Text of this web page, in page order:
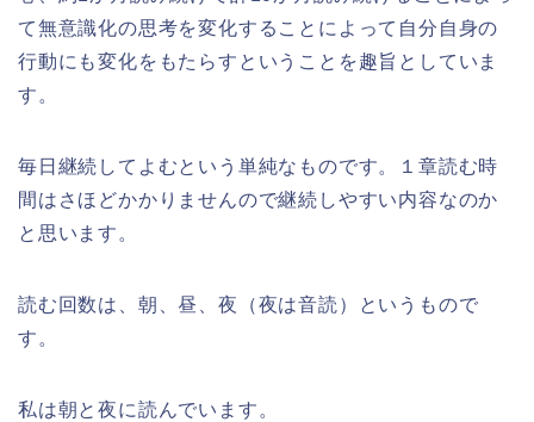
て無意識化の思考を変化することによって自分自身の
行動にも変化をもたらすということを趣旨としていま
す。
毎日継続してよむという単純なものです。１章読む時
間はさほどかかりませんので継続しやすい内容なのか
と思います。
読む回数は、朝、昼、夜（夜は音読）というもので
す。
私は朝と夜に読んでいます。